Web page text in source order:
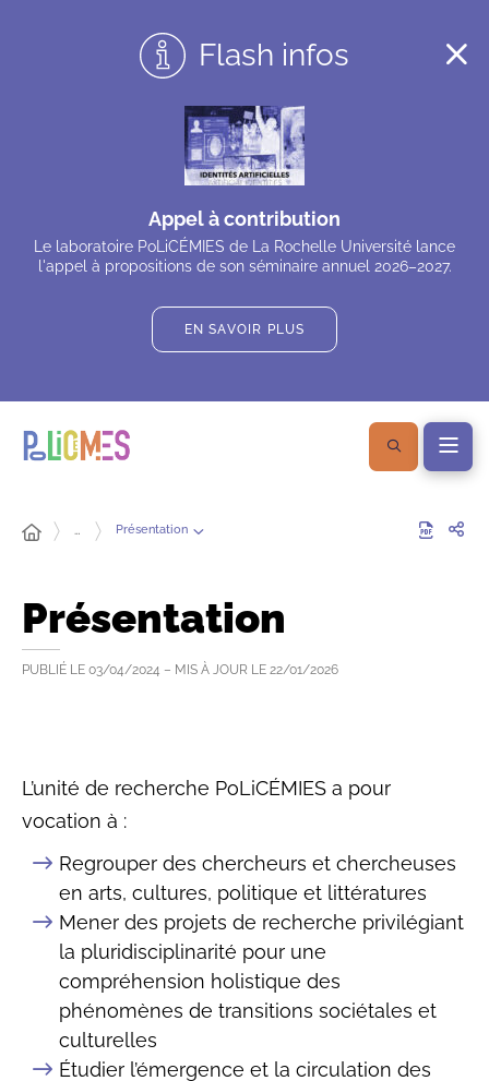
Flash infos
Appel à contribution
Le laboratoire PoLiCÉMIES de La Rochelle Université lance
l'appel à propositions de son séminaire annuel 2026–2027.
EN SAVOIR PLUS
… Présentation
Présentation
PUBLIÉ LE 03/04/2024 – MIS À JOUR LE 22/01/2026
L’unité de recherche PoLiCÉMIES a pour
vocation à :
Regrouper des chercheurs et chercheuses
en arts, cultures, politique et littératures
Mener des projets de recherche privilégiant
la pluridisciplinarité pour une
compréhension holistique des
phénomènes de transitions sociétales et
culturelles
Étudier l’émergence et la circulation des